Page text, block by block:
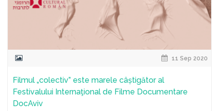
11 Sep 2020
Filmul „colectiv” este marele câștigător al
Festivalului Internaţional de Filme Documentare
DocAviv